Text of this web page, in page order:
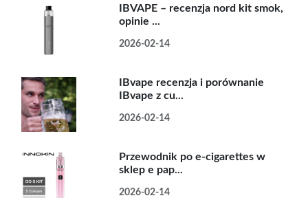
IBVAPE – recenzja nord kit smok,
opinie ...
2026-02-14
IBvape recenzja i porównanie
IBvape z cu...
2026-02-14
Przewodnik po e-cigarettes w
sklep e pap...
2026-02-14